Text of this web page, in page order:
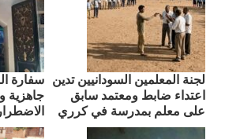
لجنة المعلمين السودانيين تدين
اعتداء ضابط ومعتمد سابق
على معلم بمدرسة في كرري
سفارة
جاهزية